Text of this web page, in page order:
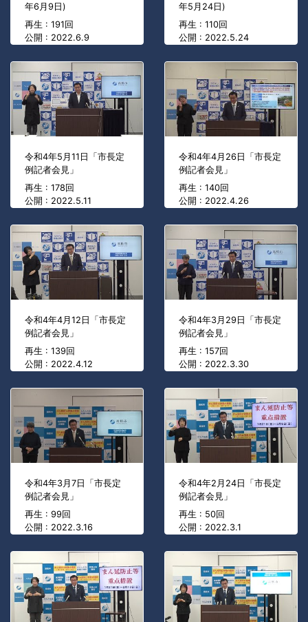
年6月9日)
再生 : 191回
公開 : 2022.6.9
年5月24日)
再生 : 110回
公開 : 2022.5.24
令和4年5月11日「市長定
例記者会見」
再生 : 178回
公開 : 2022.5.11
令和4年4月26日「市長定
例記者会見」
再生 : 140回
公開 : 2022.4.26
令和4年4月12日「市長定
例記者会見」
再生 : 139回
公開 : 2022.4.12
令和4年3月29日「市長定
例記者会見」
再生 : 157回
公開 : 2022.3.30
令和4年3月7日「市長定
例記者会見」
再生 : 99回
公開 : 2022.3.16
令和4年2月24日「市長定
例記者会見」
再生 : 50回
公開 : 2022.3.1